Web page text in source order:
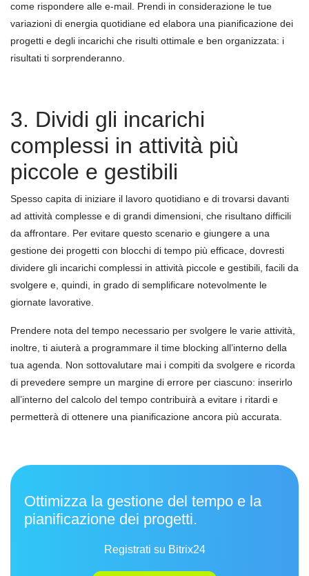
come rispondere alle e-mail. Prendi in considerazione le tue
variazioni di energia quotidiane ed elabora una pianificazione dei
progetti e degli incarichi che risulti ottimale e ben organizzata: i
risultati ti sorprenderanno.
3. Dividi gli incarichi
complessi in attività più
piccole e gestibili
Spesso capita di iniziare il lavoro quotidiano e di trovarsi davanti
ad attività complesse e di grandi dimensioni, che risultano difficili
da affrontare. Per evitare questo scenario e giungere a una
gestione dei progetti con blocchi di tempo più efficace, dovresti
dividere gli incarichi complessi in attività piccole e gestibili, facili da
svolgere e, quindi, in grado di semplificare notevolmente le
giornate lavorative.
Prendere nota del tempo necessario per svolgere le varie attività,
inoltre, ti aiuterà a programmare il time blocking all’interno della
tua agenda. Non sottovalutare mai i compiti da svolgere e ricorda
di prevedere sempre un margine di errore per ciascuno: inserirlo
all’interno del calcolo del tempo contribuirà a evitare i ritardi e
permetterà di ottenere una pianificazione ancora più accurata.
Ottimizza la gestione del tempo e la
pianificazione dei progetti.
Registrati su Bitrix24